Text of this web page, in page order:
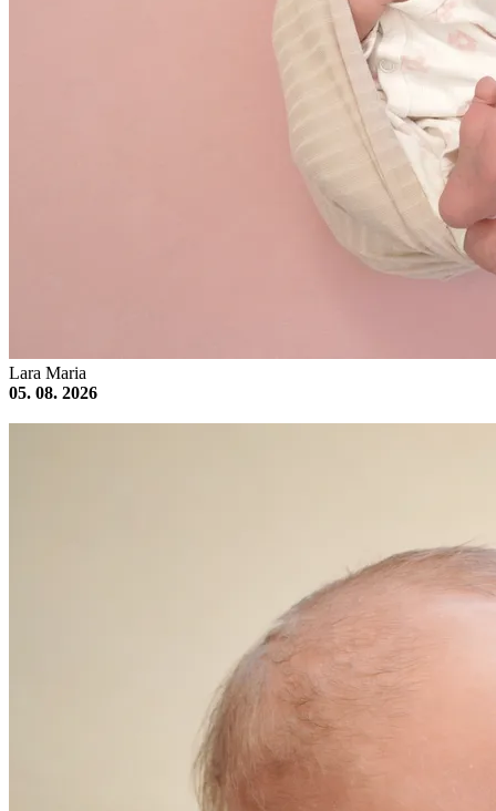
Lara Maria
05. 08. 2026